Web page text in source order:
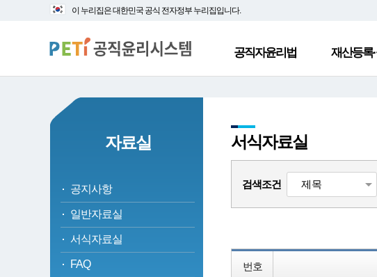
대
바
로
본
로
가
이 누리집은 대한민국 공식 전자정부 누리집입니다.
공직자윤리법 재산등록
자료실
공지사항
일반자료실
서식자료실
FAQ
서식자료실
검색조건
번호